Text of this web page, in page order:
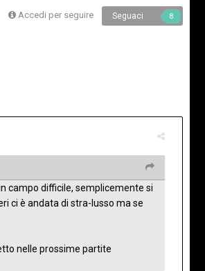
Accedi per seguire Seguaci 8
campo difficile, semplicemente si
ci è andata di stra-lusso ma se
nelle prossime partite